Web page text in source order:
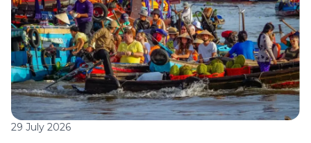
29 July 2026